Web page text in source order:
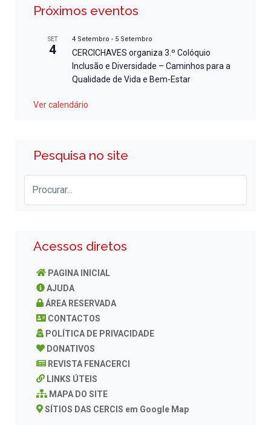
Próximos eventos
SET
4
4 Setembro - 5 Setembro
CERCICHAVES organiza 3.º Colóquio
Inclusão e Diversidade – Caminhos para a
Qualidade de Vida e Bem-Estar
Ver calendário
Pesquisa no site
Acessos diretos
PAGINA INICIAL
AJUDA
ÁREA RESERVADA
CONTACTOS
POLÍTICA DE PRIVACIDADE
DONATIVOS
REVISTA FENACERCI
LINKS ÚTEIS
MAPA DO SITE
SÍTIOS DAS CERCIS em Google Map